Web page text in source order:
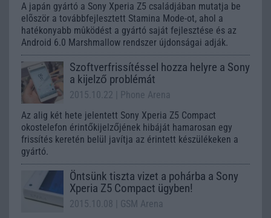
A japán gyártó a Sony Xperia Z5 családjában mutatja be
elõször a továbbfejlesztett Stamina Mode-ot, ahol a
hatékonyabb mûködést a gyártó saját fejlesztése és az
Android 6.0 Marshmallow rendszer újdonságai adják.
Szoftverfrissítéssel hozza helyre a Sony
a kijelző problémát
2015.10.22
| Phone Arena
Az alig két hete jelentett Sony Xperia Z5 Compact
okostelefon érintőkijelzőjének hibáját hamarosan egy
frissítés keretén belül javítja az érintett készülékeken a
gyártó.
Öntsünk tiszta vizet a pohárba a Sony
Xperia Z5 Compact ügyben!
2015.10.08
| GSM Arena